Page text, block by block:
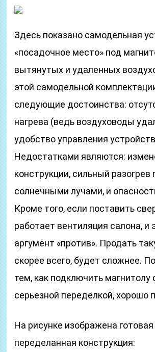
Здесь показано самодельная
«посадочное место» под
вытянутых и удаленных
этой самодельной
следующие достоинства:
нагрева (ведь воздуховоды
удобство управления
Недостатками являются:
конструкции, сильный
солнечными лучами, и
Кроме того, если поставить
работает вентиляция салона, и
аргумент «против». Продать
скорее всего, будет сложнее.
тем, как подключить магнитолу
серьезной переделкой, хорошо
На рисунке изображена готовая
переделанная конструкция: